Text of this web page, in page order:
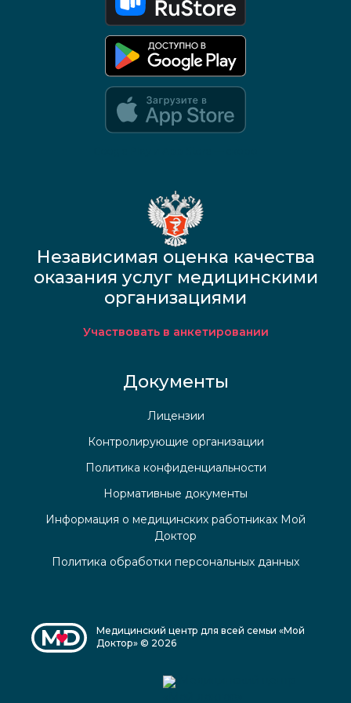
Независимая оценка качества
оказания услуг медицинскими
организациями
Участвовать в анкетировании
Документы
Лицензии
Контролирующие организации
Политика конфиденциальности
Нормативные документы
Информация о медицинских работниках Мой
Доктор
Политика обработки персональных данных
Медицинский центр для всей семьи «Мой
Доктор» © 2026